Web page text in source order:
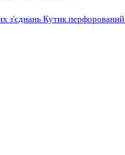
з'єднаньКутик перфорований